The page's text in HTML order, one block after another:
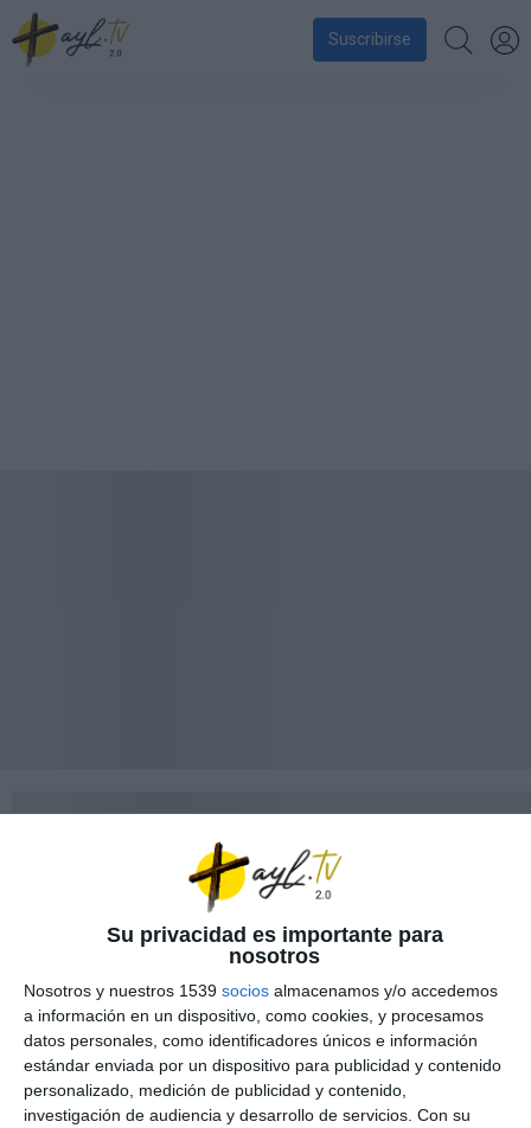
Su privacidad es importante para
nosotros
Nosotros y nuestros 1539 socios almacenamos y/o accedemos
a información en un dispositivo, como cookies, y procesamos
datos personales, como identificadores únicos e información
estándar enviada por un dispositivo para publicidad y contenido
personalizado, medición de publicidad y contenido,
investigación de audiencia y desarrollo de servicios. Con su
Suscribirse